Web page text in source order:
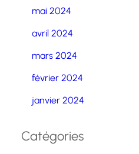
mai 2024
avril 2024
mars 2024
février 2024
janvier 2024
Catégories